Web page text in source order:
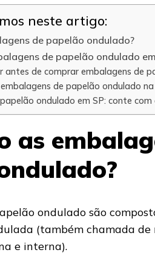
neste artigo:
de papelão ondulado?
de papelão ondulado
antes de comprar embalagens de
de papelão ondulado
ondulado em SP: conte
as
ondulado são
(também chamada
e interna).